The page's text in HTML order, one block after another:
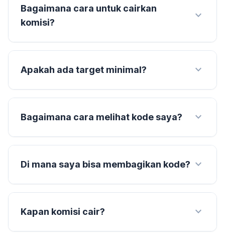
Bagaimana cara untuk cairkan
komisi?
expand_more
Apakah ada target minimal? expand_more
Bagaimana cara melihat kode saya? expand_more
Di mana saya bisa membagikan kode? expand_more
Kapan komisi cair? expand_more